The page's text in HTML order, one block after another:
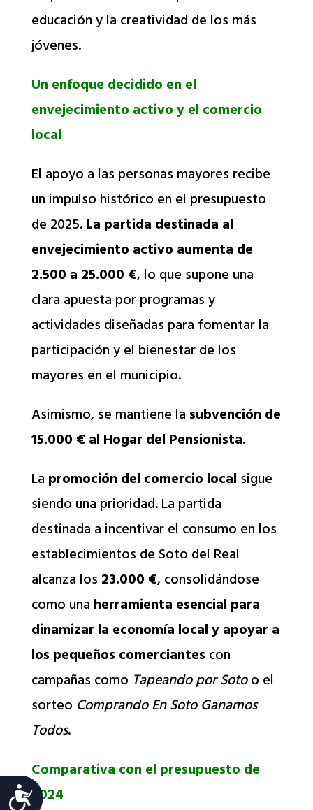
Accesibilidad
educación y la creatividad de los más
jóvenes.
Un enfoque decidido en el
envejecimiento activo y el comercio
local
El apoyo a las personas mayores recibe
un impulso histórico en el presupuesto
de 2025.La partida destinada al
envejecimiento activo aumenta de
2.500 a 25.000 €, lo que supone una
clara apuesta por programas y
actividades diseñadas para fomentar la
participación y el bienestar de los
mayores en el municipio.
Asimismo, se mantiene la subvención de
15.000 € al Hogar del Pensionista.
La promoción del comercio local sigue
siendo una prioridad. La partida
destinada a incentivar el consumo en los
establecimientos de Soto del Real
alcanza los 23.000 €, consolidándose
como una herramienta esencial para
dinamizar la economía local y apoyar a
los pequeños comerciantes con
campañas como Tapeando por Sotoo el
sorteo Comprando En Soto Ganamos
Todos.
Comparativa con el presupuesto de
2024